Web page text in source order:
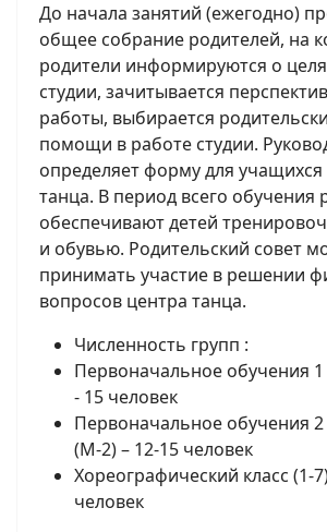
До начала занятий (ежегодно)
общее собрание родителей, на
родители информируются о
студии, зачитывается
работы, выбирается
помощи в работе студии.
определяет форму для учащихся
танца. В период всего обучения
обеспечивают детей
и обувью. Родительский совет
принимать участие в решении
вопросов центра танца.
Численность групп :
Первоначальное обучения 1
- 15 человек
Первоначальное обучения 2
(М-2) – 12-15 человек
Хореографический класс (1-
человек